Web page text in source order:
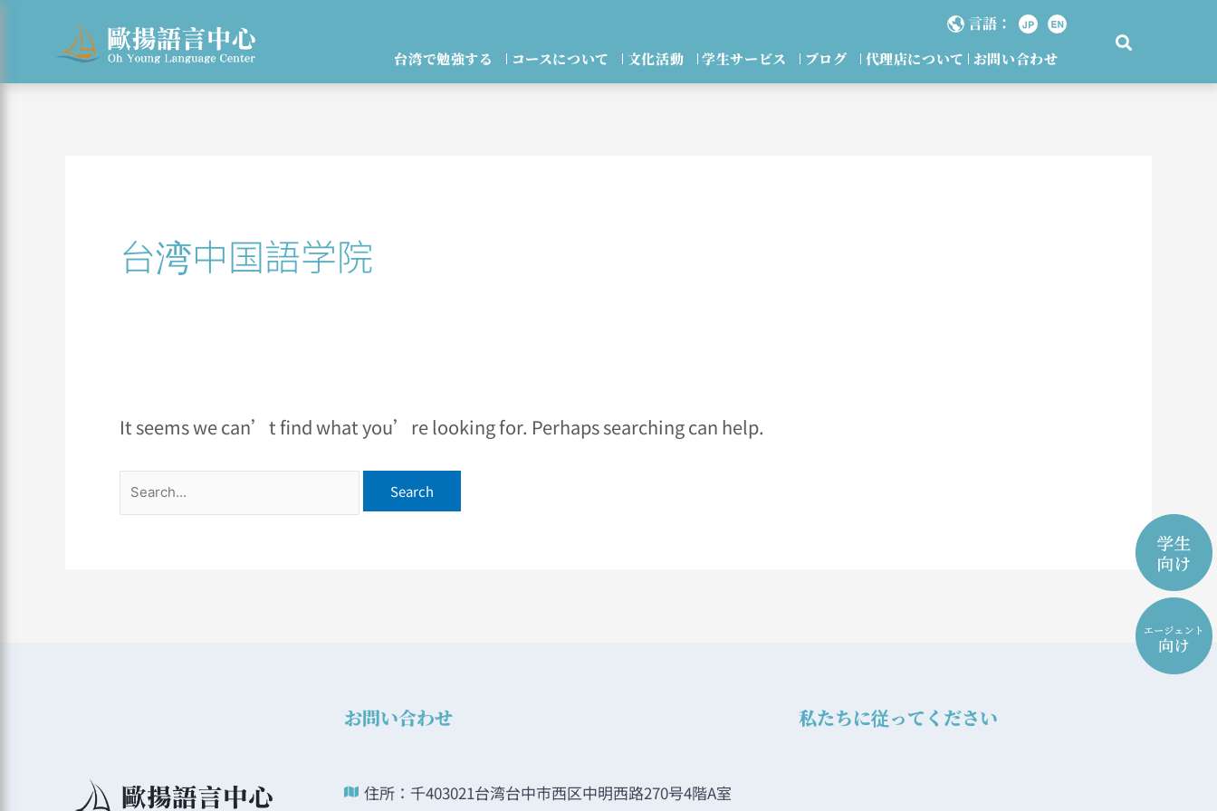
言語：
台湾で勉強する コースについて 文化活動 学生サービス ブログ 代理店について お問い合わせ
台湾中国語学院
It seems we can’t find what you’re looking for. Perhaps searching can help.
for:
お問い合わせ
住所：千403021台湾台中市西区中明西路270号4階A室
私たちに従ってください